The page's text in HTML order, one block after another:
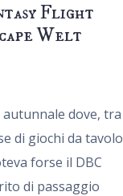
Flight
Welt
dove, tra
di giochi da tavolo
forse il DBC
di passaggio